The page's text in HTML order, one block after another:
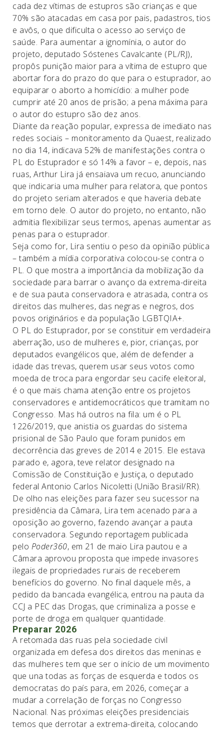
cada dez vítimas de estupros são crianças e que
70% são atacadas em casa por pais, padastros, tios
e avôs, o que dificulta o acesso ao serviço de
saúde. Para aumentar a ignomínia, o autor do
projeto, deputado Sóstenes Cavalcante (PL/RJ),
propôs punição maior para a vítima de estupro que
abortar fora do prazo do que para o estuprador, ao
equiparar o aborto a homicídio: a mulher pode
cumprir até 20 anos de prisão; a pena máxima para
o autor do estupro são dez anos.
Diante da reação popular, expressa de imediato nas
redes sociais – monitoramento da Quaest, realizado
no dia 14, indicava 52% de manifestações contra o
PL do Estuprador e só 14% a favor – e, depois, nas
ruas, Arthur Lira já ensaiava um recuo, anunciando
que indicaria uma mulher para relatora, que pontos
do projeto seriam alterados e que haveria debate
em torno dele. O autor do projeto, no entanto, não
admitia flexibilizar seus termos, apenas aumentar as
penas para o estuprador.
Seja como for, Lira sentiu o peso da opinião pública
– também a mídia corporativa colocou-se contra o
PL. O que mostra a importância da mobilização da
sociedade para barrar o avanço da extrema-direita
e de sua pauta conservadora e atrasada, contra os
direitos das mulheres, das negras e negros, dos
povos originários e da população LGBTQIA+.
O PL do Estuprador, por se constituir em verdadeira
aberração, uso de mulheres e, pior, crianças, por
deputados evangélicos que, além de defender a
idade das trevas, querem usar seus votos como
moeda de troca para engordar seu cacife eleitoral,
é o que mais chama atenção entre os projetos
conservadores e antidemocráticos que tramitam no
Congresso. Mas há outros na fila: um é o PL
1226/2019, que anistia os guardas do sistema
prisional de São Paulo que foram punidos em
decorrência das greves de 2014 e 2015. Ele estava
parado e, agora, teve relator designado na
Comissão de Constituição e Justiça, o deputado
federal Antonio Carlos Nicoletti (União Brasil/RR).
De olho nas eleições para fazer seu sucessor na
presidência da Câmara, Lira tem acenado para a
oposição ao governo, fazendo avançar a pauta
conservadora. Segundo reportagem publicada
pelo Poder360, em 21 de maio Lira pautou e a
Câmara aprovou proposta que impede invasores
ilegais de propriedades rurais de receberem
benefícios do governo. No final daquele mês, a
pedido da bancada evangélica, entrou na pauta da
CCJ a PEC das Drogas, que criminaliza a posse e
porte de droga em qualquer quantidade.
Preparar 2026
A retomada das ruas pela sociedade civil
organizada em defesa dos direitos das meninas e
das mulheres tem que ser o início de um movimento
que una todas as forças de esquerda e todos os
democratas do país para, em 2026, começar a
mudar a correlação de forças no Congresso
Nacional. Nas próximas eleições presidenciais
temos que derrotar a extrema-direita, colocando